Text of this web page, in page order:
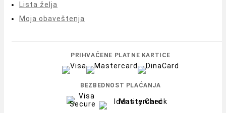
Lista želja
Moja obaveštenja
PRIHVAĆENE PLATNE KARTICE
BEZBEDNOST PLAĆANJA